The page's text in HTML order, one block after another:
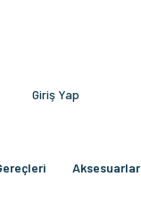
Giriş Yap
Aksesuarlar